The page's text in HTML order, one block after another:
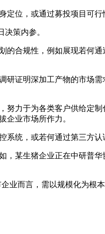
位，或通过募投项目可行
策内参。
规性，例如展现若何通
明深加工产物的市场需
力于为各类客户供给定制
企业市场所作力。
统，或若何通过第三方认
生猪企业正在中研普华
而言，需以规模化为根